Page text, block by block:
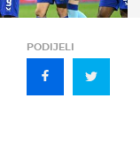
PODIJELI